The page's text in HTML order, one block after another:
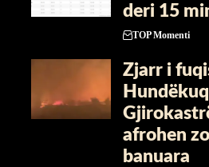
deri 15
TOP Momenti
Zjarr i
afrohen
banuara